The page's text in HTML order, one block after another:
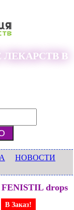
В
НОВОСТИ
drops
В Заказ!